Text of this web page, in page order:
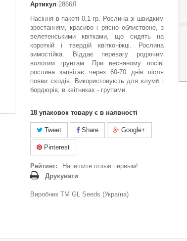
Артикул 2866Л
Насіння в пакеті 0,1 гр. Рослина зі швидким
зростанням, красиво і рясно облиствене, з
велетенськими квітками, що сидять на
короткій і твердій квітконіжці. Рослина
зимостійка. Віддає перевагу родючим
вологим грунтам. При весняному посіві
рослина зацвітає через 60-70 днів після
появи сходів. Використовують для клумб і
бордюрів, в квітниках - групами.
18 упаковок товару є в наявності
Tweet Share Google+
Pinterest
Рейтинг:
Напишите отзыв первым!
Друкувати
Виробник ТМ GL Seeds (Україна)